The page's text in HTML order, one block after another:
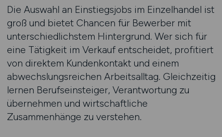
Die Auswahl an Einstiegsjobs im Einzelhandel ist
groß und bietet Chancen für Bewerber mit
unterschiedlichstem Hintergrund. Wer sich für
eine Tätigkeit im Verkauf entscheidet, profitiert
von direktem Kundenkontakt und einem
abwechslungsreichen Arbeitsalltag. Gleichzeitig
lernen Berufseinsteiger, Verantwortung zu
übernehmen und wirtschaftliche
Zusammenhänge zu verstehen.